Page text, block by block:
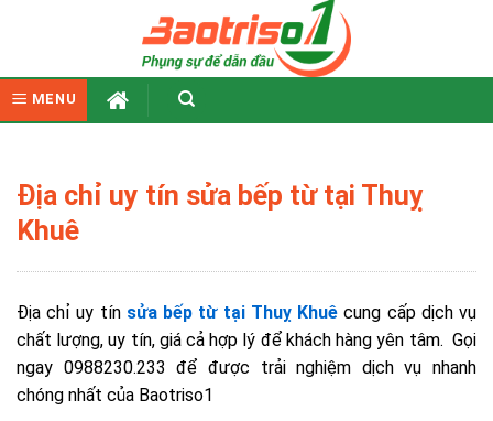
MENU
Địa chỉ uy tín sửa bếp từ tại Thuỵ
Khuê
Địa chỉ uy tín sửa bếp từ tại Thuỵ Khuê cung cấp dịch vụ
chất lượng, uy tín, giá cả hợp lý để khách hàng yên tâm. Gọi
ngay 0988230.233 để được trải nghiệm dịch vụ nhanh
chóng nhất của Baotriso1